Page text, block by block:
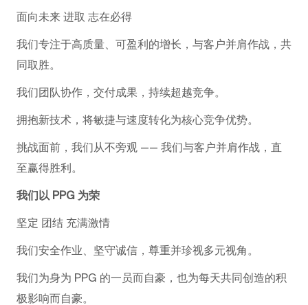
面向未来 进取 志在必得
我们专注于高质量、可盈利的增长，与客户并肩作战，共
同取胜。
我们团队协作，交付成果，持续超越竞争。
拥抱新技术，将敏捷与速度转化为核心竞争优势。
挑战面前，我们从不旁观 —— 我们与客户并肩作战，直
至赢得胜利。
我们以 PPG 为荣
坚定 团结 充满激情
我们安全作业、坚守诚信，尊重并珍视多元视角。
我们为身为 PPG 的一员而自豪，也为每天共同创造的积
极影响而自豪。